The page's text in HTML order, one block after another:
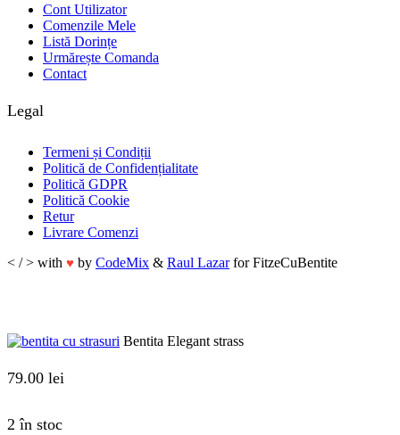
Cont Utilizator
Comenzile Mele
Listă Dorințe
Urmărește Comanda
Contact
Legal
Termeni și Condiții
Politică de Confidențialitate
Politică GDPR
Politică Cookie
Retur
Livrare Comenzi
< / > with ♥ by CodeMix & Raul Lazarfor FitzeCuBentite
Bentita Elegant strass
79.00 lei
2 în stoc